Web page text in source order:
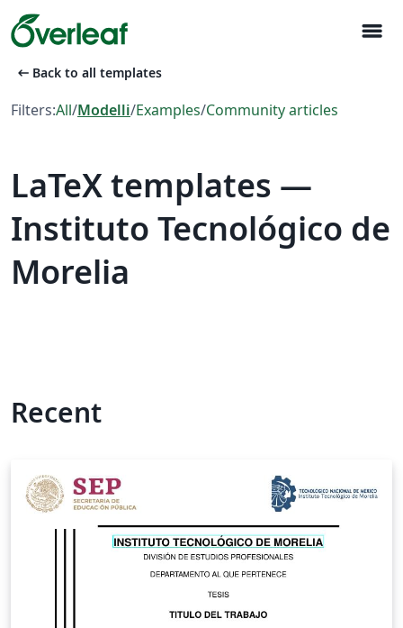
menu
arrow_left_alt Back to all templates
Filters:All/Modelli/Examples/Community articles
LaTeX templates —
Instituto Tecnológico de
Morelia
Recent